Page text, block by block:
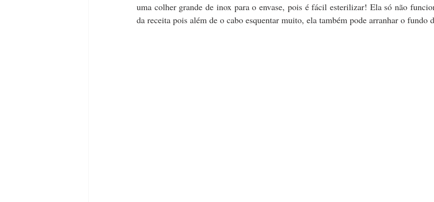
uma colher grande de inox para o envase, pois é fácil esterilizar! Ela só não
da receita pois além de o cabo esquentar muito, ela também pode arranhar o fundo